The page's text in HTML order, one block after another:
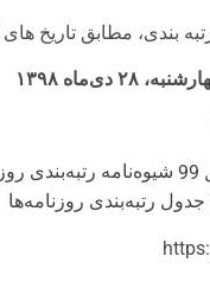
بندی، مطابق تاریخ
شیوه‌نامه رتبه‌بندی
جدول رتبه‌بندی روزنامه‌ها